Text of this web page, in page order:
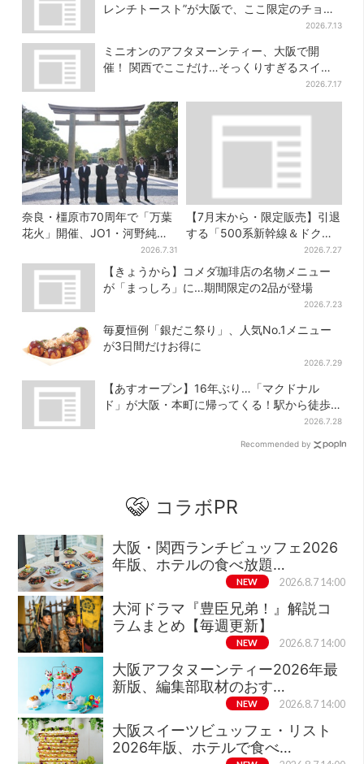
レンチトースト”が大阪で、ここ限定のチョコ
2026.7.13
ミニオンのアフタヌーンティー、大阪で開
催！ 関西でここだけ…そっくりすぎるスイー
2026.7.17
奈良・橿原市70周年で「万葉
花火」開催、JO1・河野純喜
がアンバサダーに…グループ
楽曲ともシンクロ
2026.7.31
【7月末から・限定販売】引退
する「500系新幹線＆ドクタ
ーイエロー」×人気ドーナツ店
がコラボ、手土産の切り札に
も
2026.7.27
【きょうから】コメダ珈琲店の名物メニュー
が「まっしろ」に…期間限定の2品が登場
2026.7.23
毎夏恒例「銀だこ祭り」、人気No.1メニュー
が3日間だけお得に
2026.7.29
【あすオープン】16年ぶり…「マクドナル
ド」が大阪・本町に帰ってくる！駅から徒歩1
2026.7.28
Recommended by
コラボPR
大阪・関西ランチビュッフェ2026
年版、ホテルの食べ放題…
NEW 2026.8.7 14:00
大河ドラマ『豊臣兄弟！』解説コ
ラムまとめ【毎週更新】
NEW 2026.8.7 14:00
大阪アフタヌーンティー2026年最
新版、編集部取材のおす…
NEW 2026.8.7 14:00
大阪スイーツビュッフェ・リスト
2026年版、ホテルで食べ…